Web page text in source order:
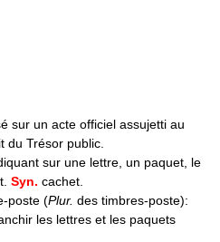
sur un acte officiel assujetti au
du Trésor public.
sur une lettre, un paquet, le
Syn. cachet.
poste (Plur. des timbres-poste):
les lettres et les paquets